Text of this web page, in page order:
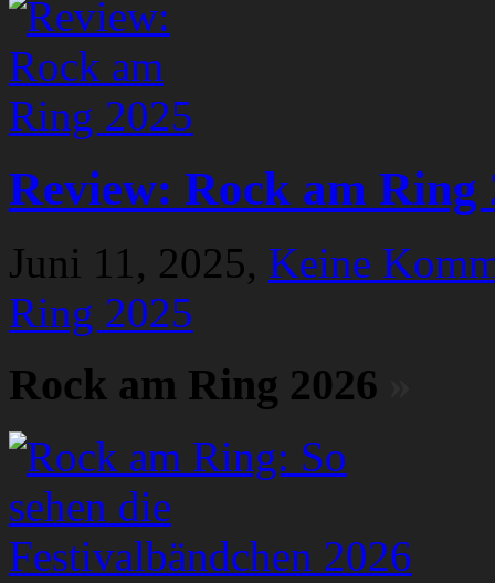
Review: Rock am Ring
Juni 11, 2025, Keine
Ring 2025
Rock am Ring 2026